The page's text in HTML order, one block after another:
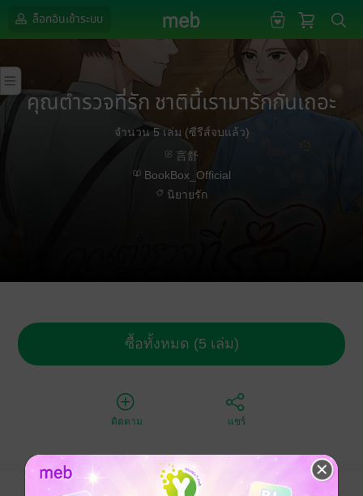
ล็อกอินเข้าระบบ
คุณตำรวจที่รัก ชาตินี้เรามารักกันเถอะ
จำนวน 5 เล่ม (ซีรีส์จบแล้ว)
言舒
BookBox_Official
นิยายรัก
ซื้อทั้งหมด (5 เล่ม)
ติดตาม แชร์